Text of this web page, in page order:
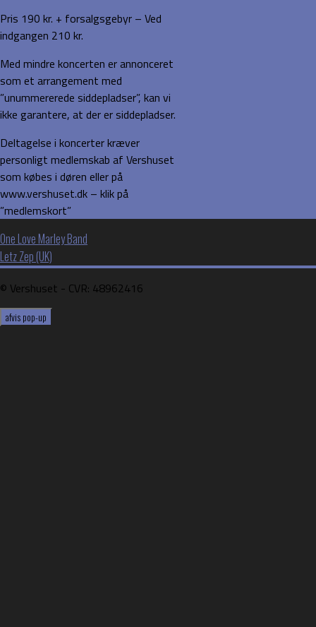
Pris 190 kr. + forsalgsgebyr – Ved
indgangen 210 kr.
Med mindre koncerten er annonceret
som et arrangement med
”unummererede siddepladser”, kan vi
ikke garantere, at der er siddepladser.
Deltagelse i koncerter kræver
personligt medlemskab af Vershuset
som købes i døren eller på
www.vershuset.dk – klik på
”medlemskort”
Indlægsnavigation
One Love Marley Band
Letz Zep (UK)
©️ Vershuset - CVR: 48962416
afvis pop-up